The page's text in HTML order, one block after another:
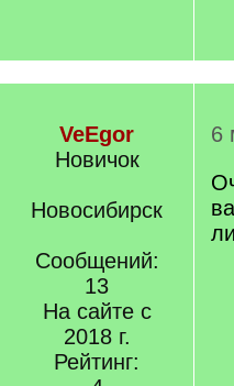
VeEgor
Новичок
Новосибирск
Сообщений:
13
На сайте с
2018 г.
Рейтинг:
6